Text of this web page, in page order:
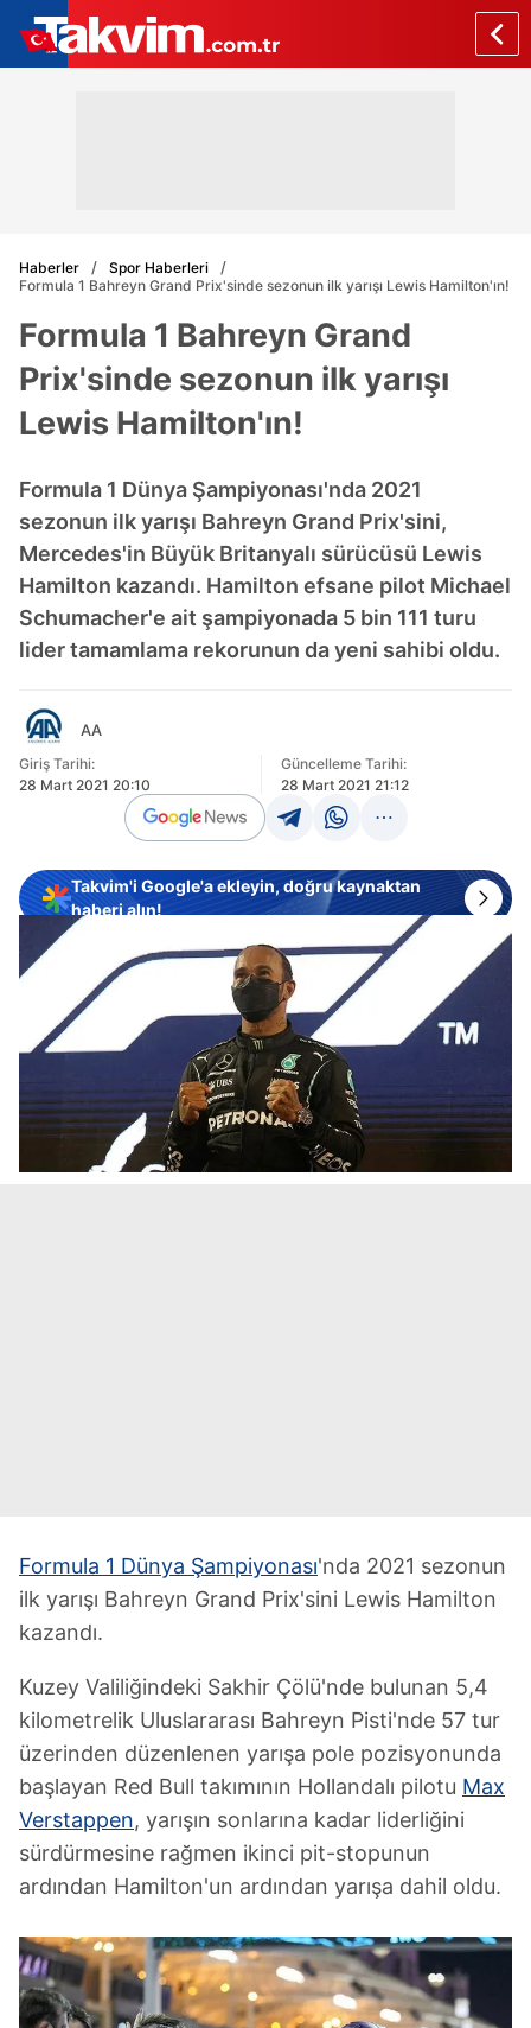
Haberler
Spor Haberleri
Formula 1 Bahreyn Grand Prix'sinde sezonun ilk yarışı Lewis Hamilton'ın!
Formula 1 Bahreyn Grand
Prix'sinde sezonun ilk yarışı
Lewis Hamilton'ın!
Formula 1 Dünya Şampiyonası'nda 2021
sezonun ilk yarışı Bahreyn Grand Prix'sini,
Mercedes'in Büyük Britanyalı sürücüsü Lewis
Hamilton kazandı. Hamilton efsane pilot Michael
Schumacher'e ait şampiyonada 5 bin 111 turu
lider tamamlama rekorunun da yeni sahibi oldu.
AA
Giriş Tarihi:
28 Mart 2021 20:10
Güncelleme Tarihi:
28 Mart 2021 21:12
Takvim'i Google'a ekleyin, doğru kaynaktan
haberi alın!
Formula 1 Dünya Şampiyonası'nda 2021 sezonun
ilk yarışı Bahreyn Grand Prix'sini Lewis Hamilton
kazandı.
Kuzey Valiliğindeki Sakhir Çölü'nde bulunan 5,4
kilometrelik Uluslararası Bahreyn Pisti'nde 57 tur
üzerinden düzenlenen yarışa pole pozisyonunda
başlayan Red Bull takımının Hollandalı pilotu Max
Verstappen, yarışın sonlarına kadar liderliğini
sürdürmesine rağmen ikinci pit-stopunun
ardından Hamilton'un ardından yarışa dahil oldu.